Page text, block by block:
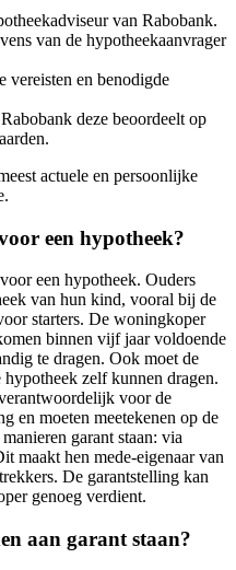
van Rabobank.
van de hypotheekaanvrager
vereisten en benodigde
deze beoordeelt op
actuele en persoonlijke
een hypotheek?
een hypotheek. Ouders
van hun kind, vooral bij de
starters. De woningkoper
binnen vijf jaar voldoende
te dragen. Ook moet de
zelf kunnen dragen.
voor de
en moeten meetekenen op de
garant staan: via
maakt hen mede-eigenaar van
De garantstelling kan
genoeg verdient.
aan garant staan?